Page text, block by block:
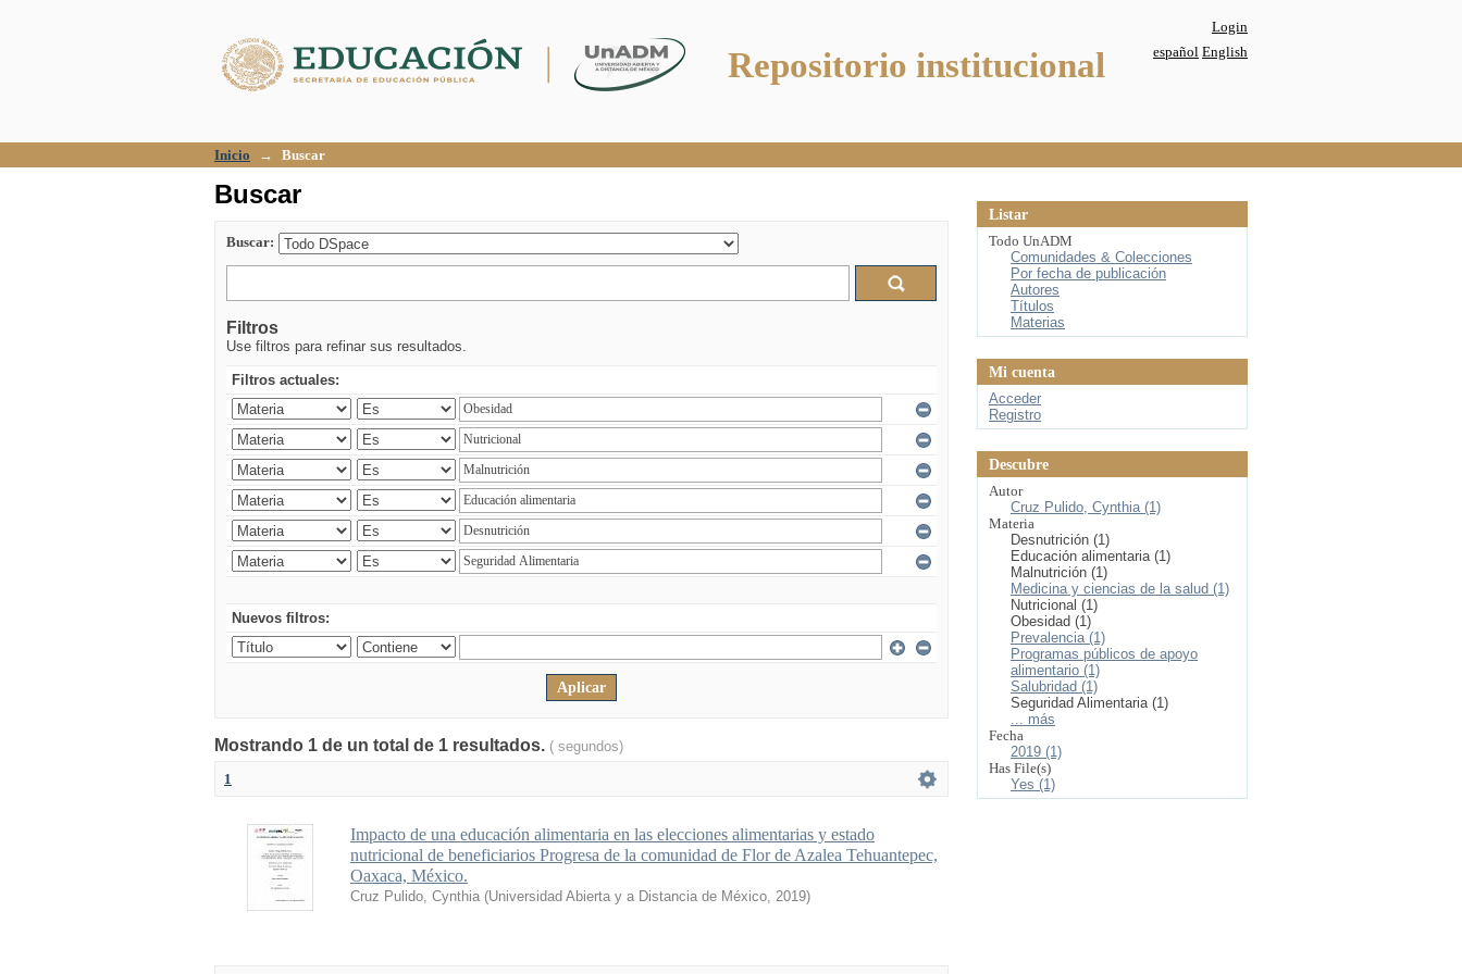
Repositorio institucional
Login
español English
Inicio → Buscar
Buscar
Buscar:
Filtros
Use filtros para refinar sus resultados.
Filtros actuales:
Nuevos filtros:
Mostrando 1 de un total de 1 resultados. ( segundos)
1
Impacto de una educación alimentaria en las elecciones alimentarias y estado
nutricional de beneficiarios Progresa de la comunidad de Flor de Azalea Tehuantepec,
Oaxaca, México.
Cruz Pulido, Cynthia (Universidad Abierta y a Distancia de México, 2019)
Listar
Todo UnADM
Comunidades & Colecciones
Por fecha de publicación
Autores
Títulos
Materias
Mi cuenta
Acceder
Registro
Descubre
Autor
Cruz Pulido, Cynthia (1)
Materia
Desnutrición (1)
Educación alimentaria (1)
Malnutrición (1)
Medicina y ciencias de la salud (1)
Nutricional (1)
Obesidad (1)
Prevalencia (1)
Programas públicos de apoyo
alimentario (1)
Salubridad (1)
Seguridad Alimentaria (1)
... más
Fecha
2019 (1)
Has File(s)
Yes (1)